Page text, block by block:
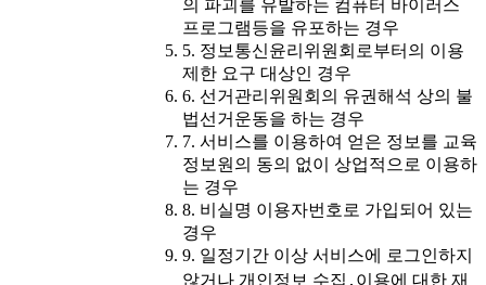
의 파괴를 유발하는 컴퓨터 바이러스
프로그램등을 유포하는 경우
5. 정보통신윤리위원회로부터의 이용
제한 요구 대상인 경우
6. 선거관리위원회의 유권해석 상의 불
법선거운동을 하는 경우
7. 서비스를 이용하여 얻은 정보를 교육
정보원의 동의 없이 상업적으로 이용하
는 경우
8. 비실명 이용자번호로 가입되어 있는
경우
9. 일정기간 이상 서비스에 로그인하지
않거나 개인정보 수집․이용에 대한 재